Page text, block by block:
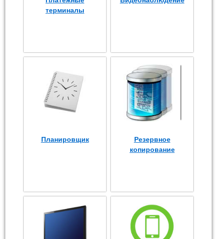
терминалы
Планировщик
Резервное
копирование